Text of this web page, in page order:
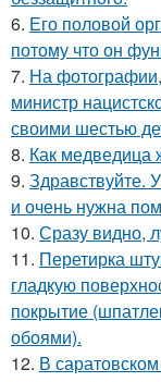
6. Его половой
потому что он
7. На фотографии,
министр
своими шестью
8. Как медведица
9. Здравствуйте.
и очень нужна
10. Сразу видно,
11. Перетирка
гладкую
покрытие
обоями).
12. В